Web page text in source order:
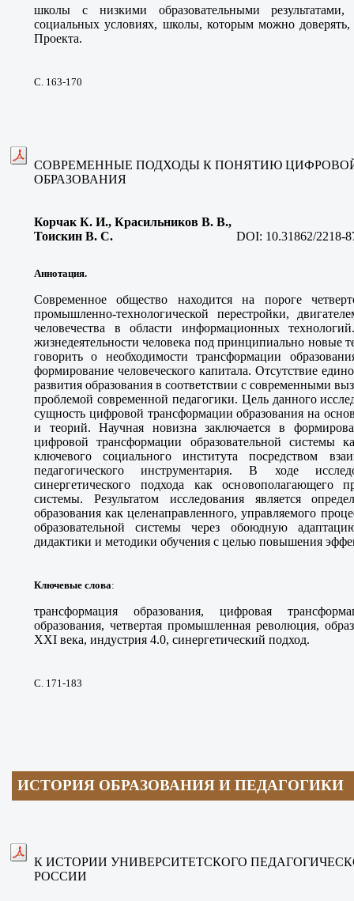
школы с низкими образовательными
социальных условиях, школы, которым можно
Проекта.
С. 163-170
СОВРЕМЕННЫЕ ПОДХОДЫ К ПОНЯТИЮ
ОБРАЗОВАНИЯ
Корчак К. И., Красильников В. В.,
Тоискин В. С. DOI: 10.31862/2218-
Аннотация.
Современное общество находится на пороге
промышленно-технологической перестройки,
человечества в области информационных
жизнедеятельности человека под принципиально новые
говорить о необходимости трансформации
формирование человеческого капитала. Отсутствие
развития образования в соответствии с современными
проблемой современной педагогики. Цель данного
сущность цифровой трансформации образования на
и теорий. Научная новизна заключается в
цифровой трансформации образовательной системы
ключевого социального института посредством
педагогического инструментария. В ходе
синергетического подхода как основополагающего
системы. Результатом исследования является
образования как целенаправленного, управляемого
образовательной системы через обоюдную
дидактики и методики обучения с целью повышения
Ключевые слова:
трансформация образования, цифровая
образования, четвертая промышленная революция,
XXI века, индустрия 4.0, синергетический подход.
С. 171-183
ИСТОРИЯ ОБРАЗОВАНИЯ И ПЕДАГОГИКИ
К ИСТОРИИ УНИВЕРСИТЕТСКОГО
РОССИИ